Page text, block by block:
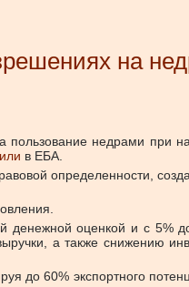
на
недрами при
в ЕБА.
определенности,
денежной оценкой и с 5%
а также снижению
до 60% экспортного